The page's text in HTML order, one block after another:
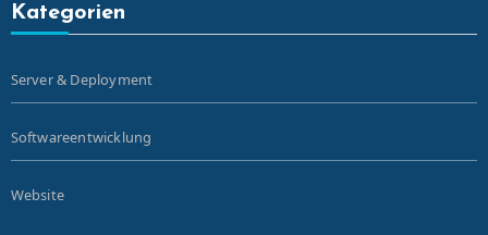
Kategorien
Server & Deployment
Softwareentwicklung
Website